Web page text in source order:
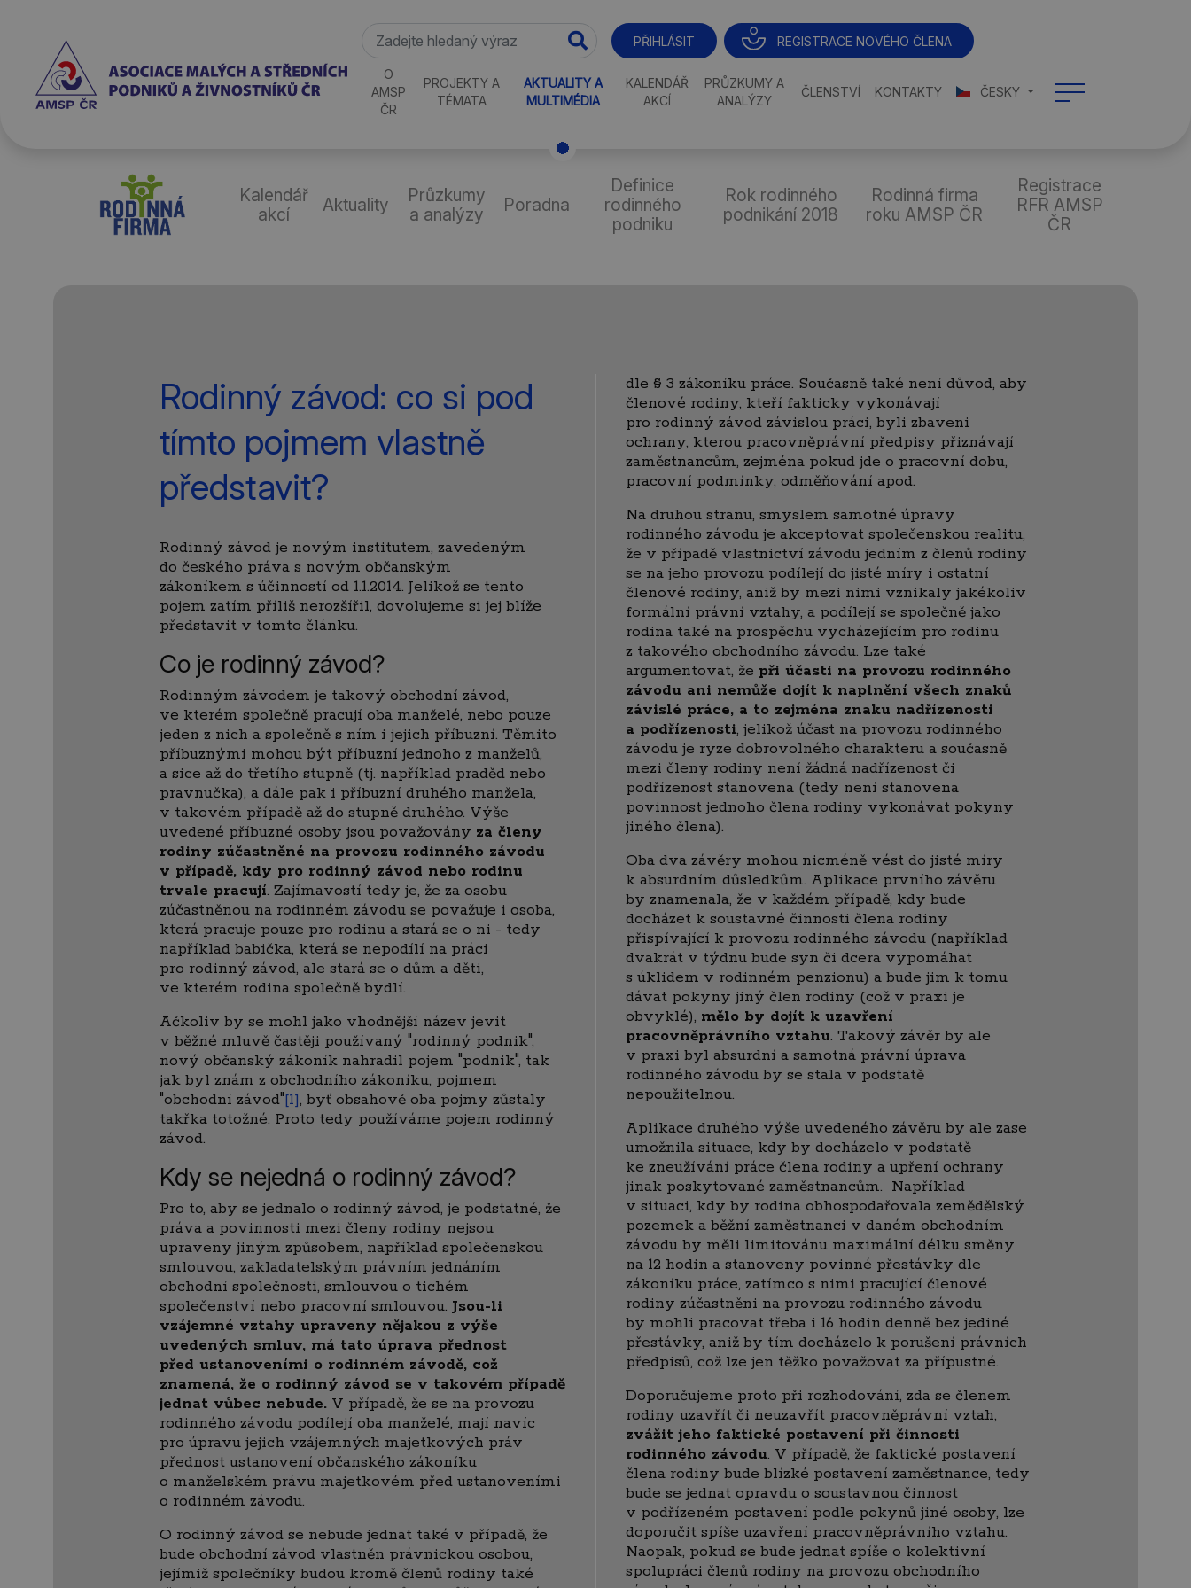
PŘIHLÁSIT REGISTRACE NOVÉHO ČLENA
O
AMSP
ČR
PROJEKTY A
TÉMATA
AKTUALITY A
MULTIMÉDIA
KALENDÁŘ
AKCÍ
PRŮZKUMY A
ANALÝZY
ČLENSTVÍ KONTAKTY ČESKY
Kalendář
akcí
Aktuality
Průzkumy
a analýzy
Poradna
Definice
rodinného
podniku
Rok rodinného
podnikání 2018
Rodinná firma
roku AMSP ČR
Registrace
RFR AMSP
ČR
Rodinný závod: co si pod
tímto pojmem vlastně
představit?
Rodinný závod je novým institutem, zavedeným
do českého práva s novým občanským
zákoníkem s účinností od 1.1.2014. Jelikož se tento
pojem zatím příliš nerozšířil, dovolujeme si jej blíže
představit v tomto článku.
Co je rodinný závod?
Rodinným závodem je takový obchodní závod,
ve kterém společně pracují oba manželé, nebo pouze
jeden z nich a společně s ním i jejich příbuzní. Těmito
příbuznými mohou být příbuzní jednoho z manželů,
a sice až do třetího stupně (tj. například praděd nebo
pravnučka), a dále pak i příbuzní druhého manžela,
v takovém případě až do stupně druhého. Výše
uvedené příbuzné osoby jsou považovány za členy
rodiny zúčastněné na provozu rodinného závodu
v případě, kdy pro rodinný závod nebo rodinu
trvale pracují. Zajímavostí tedy je, že za osobu
zúčastněnou na rodinném závodu se považuje i osoba,
která pracuje pouze pro rodinu a stará se o ni - tedy
například babička, která se nepodílí na práci
pro rodinný závod, ale stará se o dům a děti,
ve kterém rodina společně bydlí.
Ačkoliv by se mohl jako vhodnější název jevit
v běžné mluvě častěji používaný "rodinný podnik",
nový občanský zákoník nahradil pojem "podnik", tak
jak byl znám z obchodního zákoníku, pojmem
"obchodní závod"[1], byť obsahově oba pojmy zůstaly
takřka totožné. Proto tedy používáme pojem rodinný
závod.
Kdy se nejedná o rodinný závod?
Pro to, aby se jednalo o rodinný závod, je podstatné, že
práva a povinnosti mezi členy rodiny nejsou
upraveny jiným způsobem, například společenskou
smlouvou, zakladatelským právním jednáním
obchodní společnosti, smlouvou o tichém
společenství nebo pracovní smlouvou. Jsou-li
vzájemné vztahy upraveny nějakou z výše
uvedených smluv, má tato úprava přednost
před ustanoveními o rodinném závodě, což
znamená, že o rodinný závod se v takovém případě
jednat vůbec nebude. V případě, že se na provozu
rodinného závodu podílejí oba manželé, mají navíc
pro úpravu jejich vzájemných majetkových práv
přednost ustanovení občanského zákoníku
o manželském právu majetkovém před ustanoveními
o rodinném závodu.
O rodinný závod se nebude jednat také v případě, že
bude obchodní závod vlastněn právnickou osobou,
jejímiž společníky budou kromě členů rodiny také
dle § 3 zákoníku práce. Současně také není důvod, aby
členové rodiny, kteří fakticky vykonávají
pro rodinný závod závislou práci, byli zbaveni
ochrany, kterou pracovněprávní předpisy přiznávají
zaměstnancům, zejména pokud jde o pracovní dobu,
pracovní podmínky, odměňování apod.
Na druhou stranu, smyslem samotné úpravy
rodinného závodu je akceptovat společenskou realitu,
že v případě vlastnictví závodu jedním z členů rodiny
se na jeho provozu podílejí do jisté míry i ostatní
členové rodiny, aniž by mezi nimi vznikaly jakékoliv
formální právní vztahy, a podílejí se společně jako
rodina také na prospěchu vycházejícím pro rodinu
z takového obchodního závodu. Lze také
argumentovat, že při účasti na provozu rodinného
závodu ani nemůže dojít k naplnění všech znaků
závislé práce, a to zejména znaku nadřízenosti
a podřízenosti, jelikož účast na provozu rodinného
závodu je ryze dobrovolného charakteru a současně
mezi členy rodiny není žádná nadřízenost či
podřízenost stanovena (tedy není stanovena
povinnost jednoho člena rodiny vykonávat pokyny
jiného člena).
Oba dva závěry mohou nicméně vést do jisté míry
k absurdním důsledkům. Aplikace prvního závěru
by znamenala, že v každém případě, kdy bude
docházet k soustavné činnosti člena rodiny
přispívající k provozu rodinného závodu (například
dvakrát v týdnu bude syn či dcera vypomáhat
s úklidem v rodinném penzionu) a bude jim k tomu
dávat pokyny jiný člen rodiny (což v praxi je
obvyklé), mělo by dojít k uzavření
pracovněprávního vztahu. Takový závěr by ale
v praxi byl absurdní a samotná právní úprava
rodinného závodu by se stala v podstatě
nepoužitelnou.
Aplikace druhého výše uvedeného závěru by ale zase
umožnila situace, kdy by docházelo v podstatě
ke zneužívání práce člena rodiny a upření ochrany
jinak poskytované zaměstnancům. Například
v situaci, kdy by rodina obhospodařovala zemědělský
pozemek a běžní zaměstnanci v daném obchodním
závodu by měli limitovánu maximální délku směny
na 12 hodin a stanoveny povinné přestávky dle
zákoníku práce, zatímco s nimi pracující členové
rodiny zúčastněni na provozu rodinného závodu
by mohli pracovat třeba i 16 hodin denně bez jediné
přestávky, aniž by tím docházelo k porušení právních
předpisů, což lze jen těžko považovat za přípustné.
Doporučujeme proto při rozhodování, zda se členem
rodiny uzavřít či neuzavřít pracovněprávní vztah,
zvážit jeho faktické postavení při činnosti
rodinného závodu. V případě, že faktické postavení
člena rodiny bude blízké postavení zaměstnance, tedy
bude se jednat opravdu o soustavnou činnost
v podřízeném postavení podle pokynů jiné osoby, lze
doporučit spíše uzavření pracovněprávního vztahu.
Naopak, pokud se bude jednat spíše o kolektivní
spolupráci členů rodiny na provozu obchodního